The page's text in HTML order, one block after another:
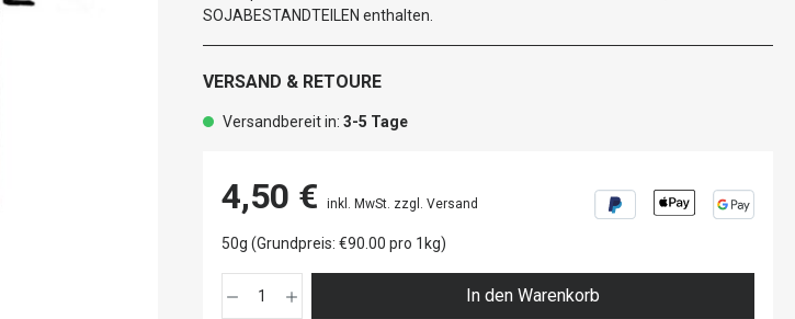
SOJABESTANDTEILEN enthalten.
VERSAND & RETOURE
Versandbereit in: 3-5 Tage
4,50 € inkl. MwSt. zzgl. Versand
50g (Grundpreis: €90.00 pro 1kg)
In den Warenkorb